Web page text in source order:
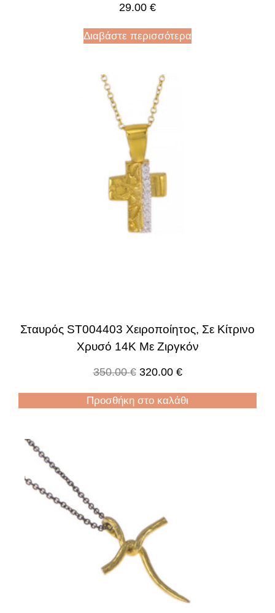
29.00 €
Διαβάστε περισσότερα
Σταυρός ST004403 Χειροποίητος, Σε Κίτρινο
Χρυσό 14Κ Με Ζιργκόν
350.00€ 320.00 €
Προσθήκη στο καλάθι